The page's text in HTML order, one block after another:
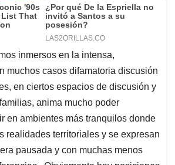
inmersos en la intensa,
muchos casos difamatoria discusión
en ciertos espacios de discusión y
anima mucho poder
en ambientes más tranquilos donde
realidades territoriales y se expresan
pausada y con muchas menos